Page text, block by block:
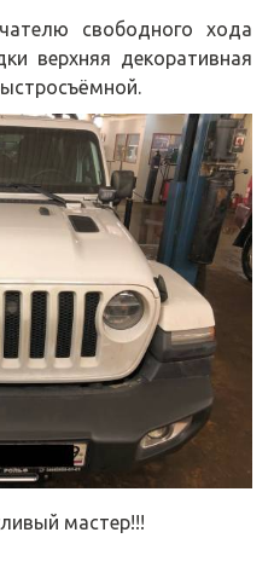
свободного хода
верхняя декоративная
мастер!!!